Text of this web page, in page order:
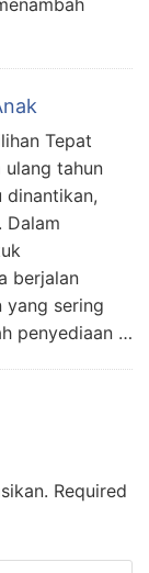
Tepat
ulang tahun
dinantikan,
Dalam
berjalan
yang sering
penyediaan …
Required